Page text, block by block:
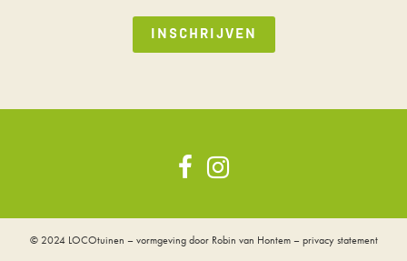
© 2024 LOCOtuinen – vormgeving door Robin van Hontem–privacy statement